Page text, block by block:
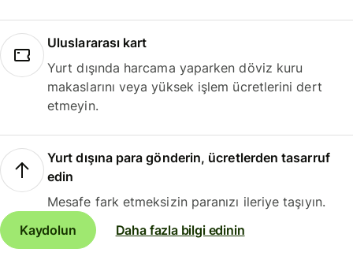
Uluslararası kart
Yurt dışında harcama yaparken döviz kuru
makaslarını veya yüksek işlem ücretlerini dert
etmeyin.
Yurt dışına para gönderin, ücretlerden tasarruf
edin
Mesafe fark etmeksizin paranızı ileriye taşıyın.
Kaydolun
Daha fazla bilgi edinin